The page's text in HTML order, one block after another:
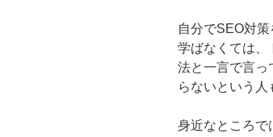
自分でSEO対
学ばなくては、
法と一言で言っ
らないという人
身近なところで